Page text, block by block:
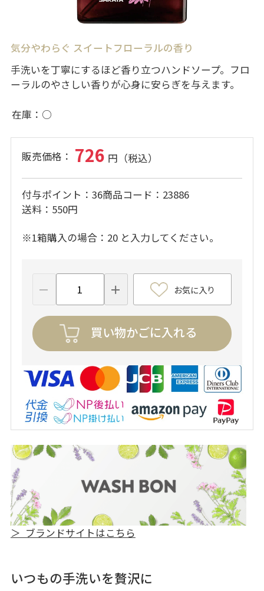
気分やわらぐ スイートフローラルの香り
手洗いを丁寧にするほど香り立つハンドソープ。フロ
ーラルのやさしい香りが心身に安らぎを与えます。
在庫 ○
726
付与ポイント 36商品コード
23886
送料
550円
※1箱購入の場合：20 と入力してください。
お気に入り
買い物かごに入れる
＞ ブランドサイトはこちら
いつもの手洗いを贅沢に